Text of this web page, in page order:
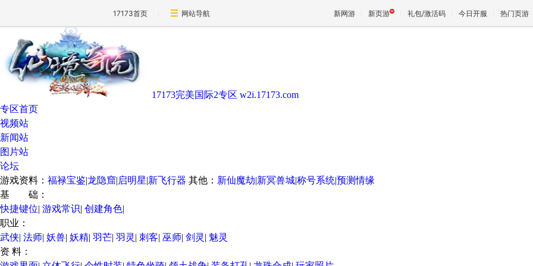
17173首页 网站导航 新网游 新页游 礼包/激活码 今日开服 热门页游
17173完美国际2专区 w2i.17173.com
专区首页
视频站
新闻站
图片站
论坛
游戏资料： 福禄宝鉴|龙隐窟| 启明星|新飞行器 其他： 新仙魔劫|新冥兽城|称号系统|预测情缘
基 础：
快捷键位| 游戏常识| 创建角色|
职业：
武侠| 法师| 妖兽| 妖精| 羽芒| 羽灵 | 刺客| 巫师| 剑灵 | 魅灵
资 料：